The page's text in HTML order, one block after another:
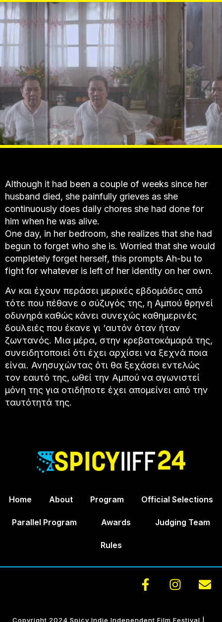
Although it had been a couple of weeks since her
husband died, she painfully grieves as she
continuously does daily chores she had done for
him when he was alive.
One day, in her bedroom, she realizes that she had
begun to forget who she is. Worried that she would
completely forget herself, this prompts Ah-bu to
fight for whatever is left of her identity on her own.
Αν και έχουν περάσει μερικές εβδομάδες από
τότε που πέθανε ο σύζυγός της, η Αμπού θρηνεί
οδυνηρά καθώς κάνει συνεχώς καθημερινές
δουλειές που έκανε γι ‘αυτόν όταν ήταν
ζωντανός. Μια μέρα, στην κρεβατοκάμαρά της,
συνειδητοποιεί ότι έχει αρχίσει να ξεχνά ποια
είναι. Ανησυχώντας ότι θα ξεχάσει εντελώς
τον εαυτό της, ωθεί την Αμπού να αγωνιστεί
μόνη της για οτιδήποτε έχει απομείνει από την
ταυτότητά της.
Home About Program Official Selections
Parallel Program Awards Judging Team
Rules
Copyright 2024 Spicy Indie Independent Film Festival |